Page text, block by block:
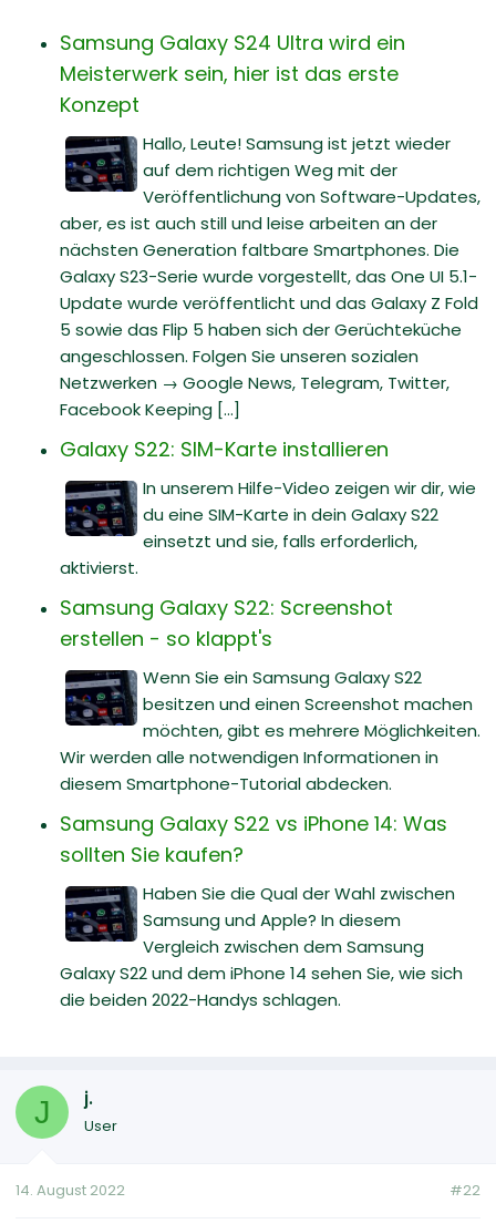
Samsung Galaxy S24 Ultra wird ein
Meisterwerk sein, hier ist das erste
Konzept
Hallo, Leute! Samsung ist jetzt wieder
auf dem richtigen Weg mit der
Veröffentlichung von Software-Updates,
aber, es ist auch still und leise arbeiten an der
nächsten Generation faltbare Smartphones. Die
Galaxy S23-Serie wurde vorgestellt, das One UI 5.1-
Update wurde veröffentlicht und das Galaxy Z Fold
5 sowie das Flip 5 haben sich der Gerüchteküche
angeschlossen. Folgen Sie unseren sozialen
Netzwerken → Google News, Telegram, Twitter,
Facebook Keeping [...]
Galaxy S22: SIM-Karte installieren
In unserem Hilfe-Video zeigen wir dir, wie
du eine SIM-Karte in dein Galaxy S22
einsetzt und sie, falls erforderlich,
aktivierst.
Samsung Galaxy S22: Screenshot
erstellen - so klappt's
Wenn Sie ein Samsung Galaxy S22
besitzen und einen Screenshot machen
möchten, gibt es mehrere Möglichkeiten.
Wir werden alle notwendigen Informationen in
diesem Smartphone-Tutorial abdecken.
Samsung Galaxy S22 vs iPhone 14: Was
sollten Sie kaufen?
Haben Sie die Qual der Wahl zwischen
Samsung und Apple? In diesem
Vergleich zwischen dem Samsung
Galaxy S22 und dem iPhone 14 sehen Sie, wie sich
die beiden 2022-Handys schlagen.
J j.
User
14. August 2022 #22